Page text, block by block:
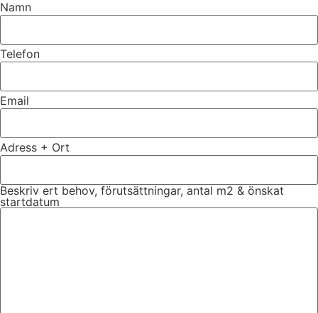
Namn
Telefon
Email
Adress + Ort
Beskriv ert behov, förutsättningar, antal m2 & önskat
startdatum